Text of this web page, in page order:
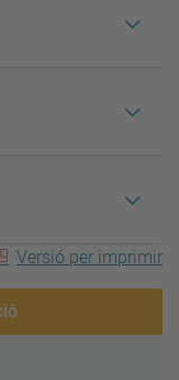
Versió per imprimir